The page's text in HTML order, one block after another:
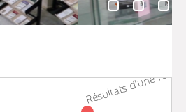
Résultats d'une
Résultats d'une